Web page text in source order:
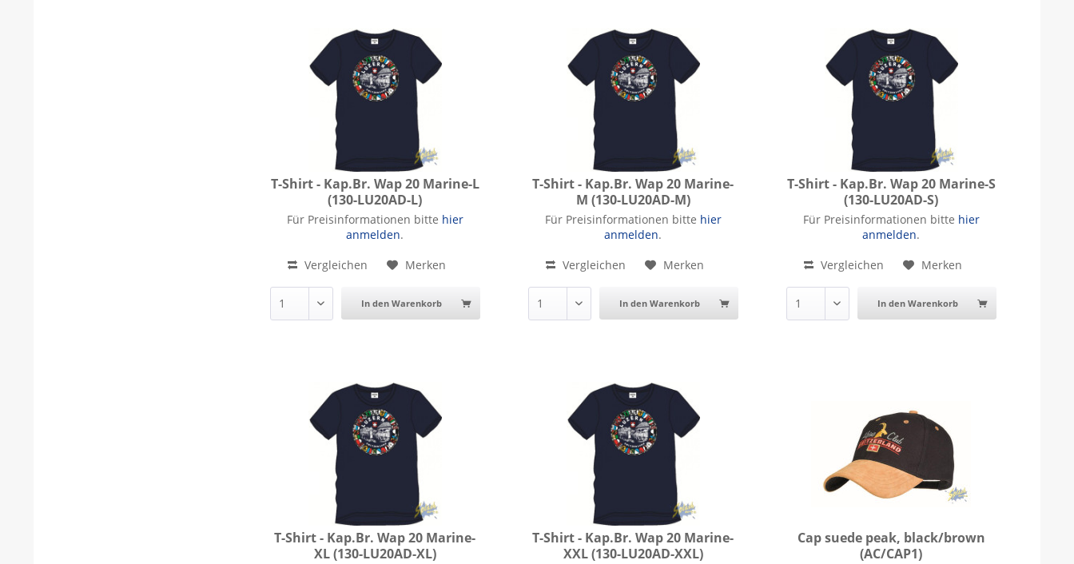
T-Shirt - Kap.Br. Wap 20 Marine-L
(130-LU20AD-L)
T-Shirt - Kap.Br. Wap 20 Marine-L
Für Preisinformationen bitte hier
anmelden.
Vergleichen
Merken
In den Warenkorb
T-Shirt - Kap.Br. Wap 20 Marine-
M (130-LU20AD-M)
T-Shirt - Kap.Br. Wap 20 Marine-M
Für Preisinformationen bitte hier
anmelden.
Vergleichen
Merken
In den Warenkorb
T-Shirt - Kap.Br. Wap 20 Marine-S
(130-LU20AD-S)
T-Shirt - Kap.Br. Wap 20 Marine-S
Für Preisinformationen bitte hier
anmelden.
Vergleichen
Merken
In den Warenkorb
T-Shirt - Kap.Br. Wap 20 Marine-
XL (130-LU20AD-XL)
T-Shirt - Kap.Br. Wap 20 Marine-
XXL (130-LU20AD-XXL)
Cap suede peak, black/brown
(AC/CAP1)